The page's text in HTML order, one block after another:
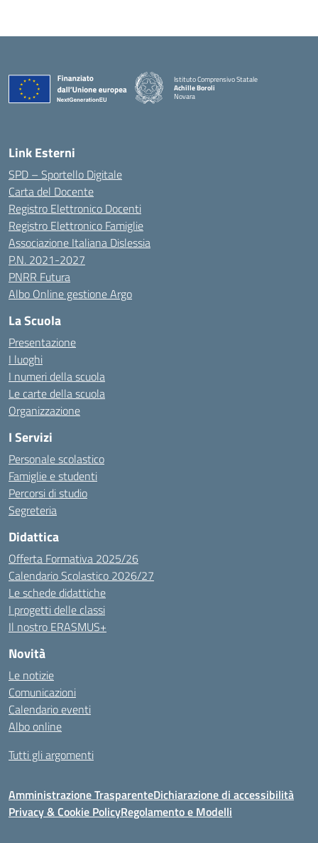
Istituto Comprensivo Statale
Achille Boroli
Novara
Link Esterni
SPD – Sportello Digitale
Carta del Docente
Registro Elettronico Docenti
Registro Elettronico Famiglie
Associazione Italiana Dislessia
P.N. 2021-2027
PNRR Futura
Albo Online gestione Argo
La Scuola
Presentazione
I luoghi
I numeri della scuola
Le carte della scuola
Organizzazione
I Servizi
Personale scolastico
Famiglie e studenti
Percorsi di studio
Segreteria
Didattica
Offerta Formativa 2025/26
Calendario Scolastico 2026/27
Le schede didattiche
I progetti delle classi
Il nostro ERASMUS+
Novità
Le notizie
Comunicazioni
Calendario eventi
Albo online
Tutti gli argomenti
Amministrazione TrasparenteDichiarazione di accessibilità
Privacy & Cookie PolicyRegolamento e Modelli